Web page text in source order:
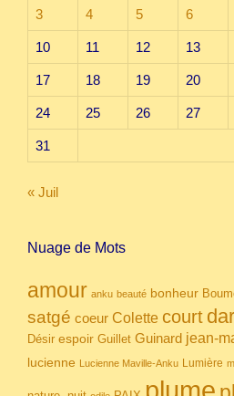
3 4 5 6
10 11 12 13
17 18 19 20
24 25 26 27
31
« Juil
Nuage de Mots
amour anku beauté bonheur
satgé coeur Colette court
Désir espoir Guillet Guinard jean-
lucienne Lucienne Maville-Anku Lumière
plume